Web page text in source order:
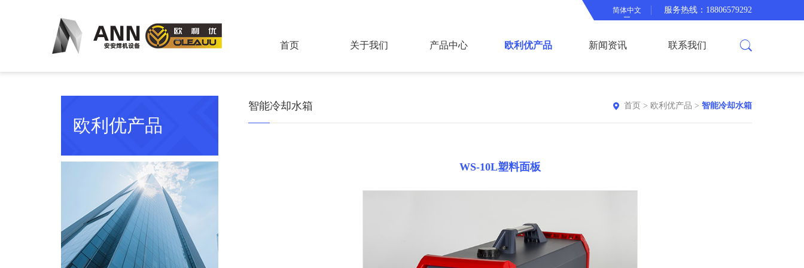
简体中文 服务热线：18806579292
首页 关于我们 产品中心 欧利优产品 新闻资讯 联系我们
欧利优产品
智能冷却水箱 首页 > 欧利优产品 > 智能冷却水箱
WS-10L塑料面板